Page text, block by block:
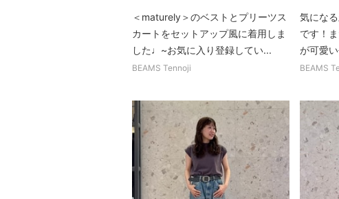
＜maturely＞のベストとプリーツス
カートをセットアップ風に着用しま
した♩~お気に入り登録してい...
BEAMS Tennoji
気にな
です！
が可愛
BEAMS